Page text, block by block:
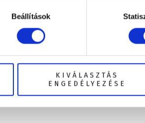
Beállítások
KIVÁLASZTÁS
ENGEDÉLYEZÉSE
szerveinkhez: